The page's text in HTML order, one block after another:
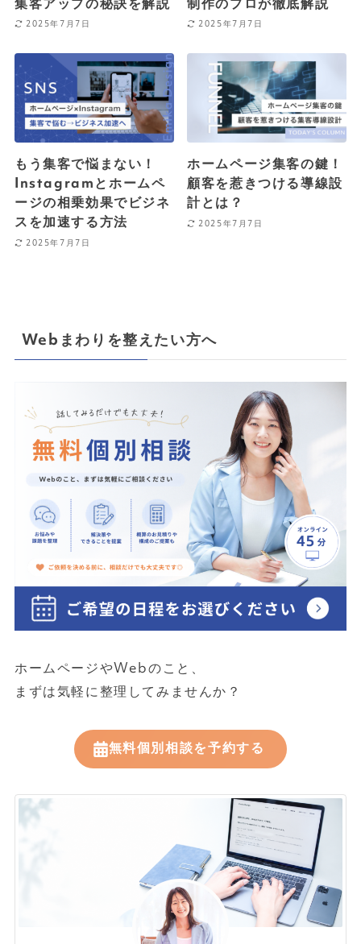
2025年7月7日 2025年7月7日
もう集客で悩まない！
Instagramとホームペ
ージの相乗効果でビジネ
スを加速する方法
2025年7月7日
ホームページ集客の鍵！
顧客を惹きつける導線設
計とは？
2025年7月7日
Webまわりを整えたい方へ
ホームページやWebのこと、
まずは気軽に整理してみませんか？
無料個別相談を予約する